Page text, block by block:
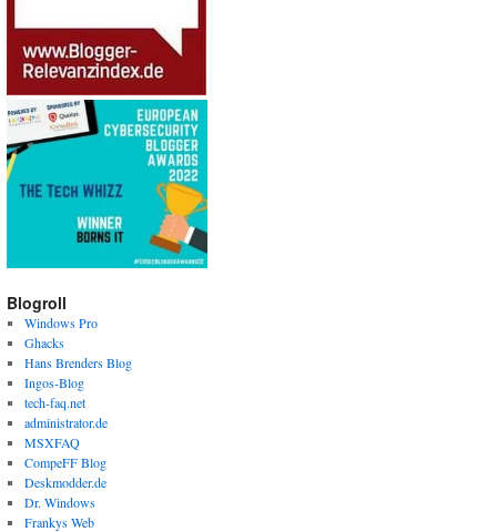
Blogroll
Windows Pro
Ghacks
Hans Brenders Blog
Ingos-Blog
tech-faq.net
administrator.de
MSXFAQ
CompeFF Blog
Deskmodder.de
Dr. Windows
Frankys Web